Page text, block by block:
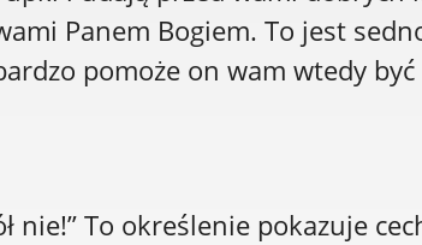
Panem Bogiem. To jest
pomoże on wam wtedy być
nie!” To określenie pokazuje